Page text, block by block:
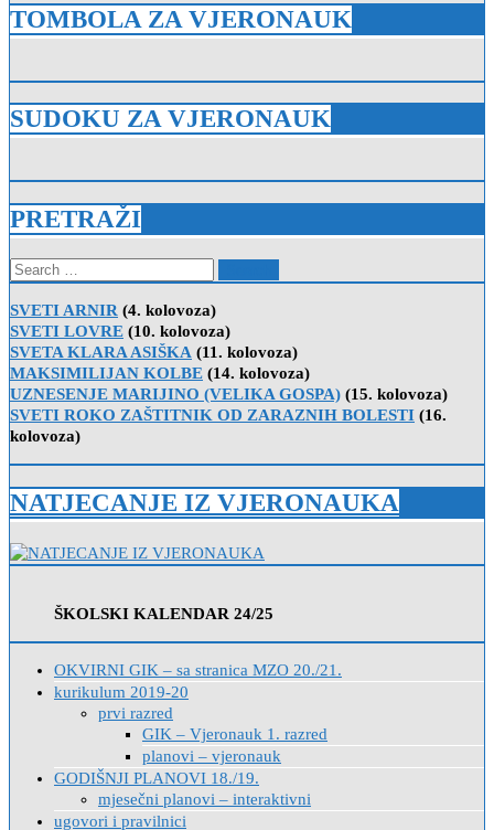
TOMBOLA ZA VJERONAUK
SUDOKU ZA VJERONAUK
PRETRAŽI
Search
for:
SVETI ARNIR (4. kolovoza)
SVETI LOVRE (10. kolovoza)
SVETA KLARA ASIŠKA (11. kolovoza)
MAKSIMILIJAN KOLBE (14. kolovoza)
UZNESENJE MARIJINO (VELIKA GOSPA) (15. kolovoza)
SVETI ROKO ZAŠTITNIK OD ZARAZNIH BOLESTI (16.
kolovoza)
NATJECANJE IZ VJERONAUKA
ŠKOLSKI KALENDAR 24/25
OKVIRNI GIK – sa stranica MZO 20./21.
kurikulum 2019-20
prvi razred
GIK – Vjeronauk 1. razred
planovi – vjeronauk
GODIŠNJI PLANOVI 18./19.
mjesečni planovi – interaktivni
ugovori i pravilnici